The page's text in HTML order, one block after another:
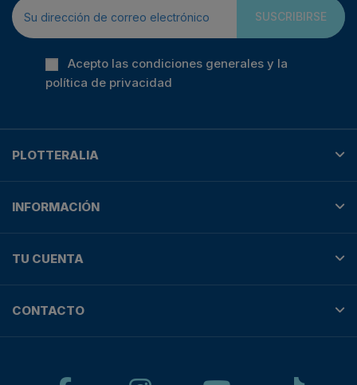
SUSCRIBIRSE
Acepto las condiciones generales y la
política de privacidad
PLOTTERALIA
INFORMACIÓN
TU CUENTA
CONTACTO